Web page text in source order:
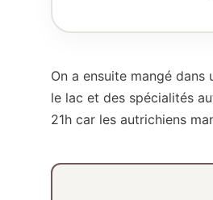
On a ensuite mangé
le lac et des spécialités
21h car les autrichiens